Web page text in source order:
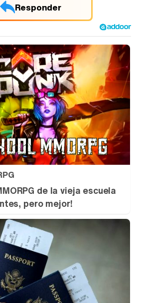
Tráiler de '33 días', la nueva serie de Atresplayer con Julián Villagrán y José Manuel Poga
Tráiler en catalán de 'Ravalear', la nueva serie de HBO Max sobre los fondos buitre
Canción ganadora de Eurovisión 2026: DARA con "Bangaranga" por Bulgaria
Responder
de la vieja escuela
pero mejor!